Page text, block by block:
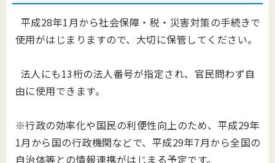
平成28年1月から社会保障・税・災害対策の手続きで
使用がはじまりますので、大切に保管してください。
法人にも13桁の法人番号が指定され、官民問わず自
由に使用できます。
※行政の効率化や国民の利便性向上のため、平成29年
1月から国の行政機関などで、平成29年7月から全国の
自治体等との情報連携がはじまる予定です。